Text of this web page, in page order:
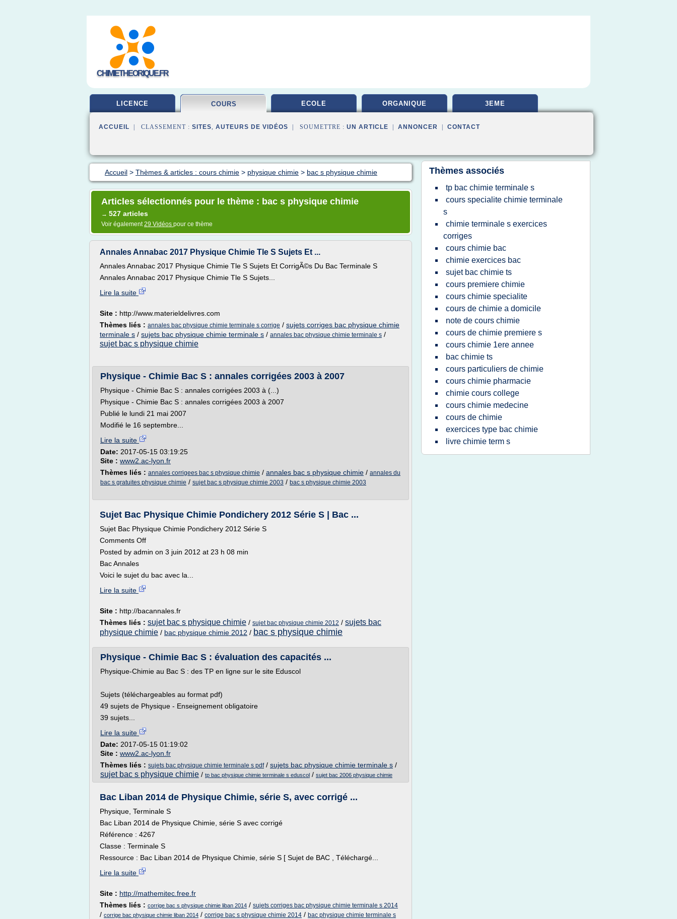
CHIMIETHEORIQUE.FR
LICENCE COURS ECOLE ORGANIQUE 3EME
ACCUEIL | CLASSEMENT : SITES, AUTEURS DE VIDÉOS | SOUMETTRE : UN ARTICLE ANNONCER CONTACT
Accueil > Thèmes & articles : cours chimie > physique chimie > bac s physique chimie
Articles sélectionnés pour le thème : bac s physique chimie
→ 527 articles
Voir également29 Vidéos pour ce thème
Annales Annabac 2017 Physique Chimie Tle S Sujets Et ...
Annales Annabac 2017 Physique Chimie Tle S Sujets Et CorrigÃ©s Du Bac Terminale S
Annales Annabac 2017 Physique Chimie Tle S Sujets...
Lire la suite
Site : http://www.materieldelivres.com
Thèmes liés : annales bac physique chimie terminale s corrige / sujets corriges bac physique chimie
terminale s / sujets bac physique chimie terminale s / annales bac physique chimie terminale s /
sujet bac s physique chimie
Physique - Chimie Bac S : annales corrigées 2003 à 2007
Physique - Chimie Bac S : annales corrigées 2003 à (...)
Physique - Chimie Bac S : annales corrigées 2003 à 2007
Publié le lundi 21 mai 2007
Modifié le 16 septembre...
Lire la suite
Date: 2017-05-15 03:19:25
Site : www2.ac-lyon.fr
Thèmes liés : annales corrigees bac s physique chimie / annales bac s physique chimie / annales du
bac s gratuites physique chimie / sujet bac s physique chimie 2003 / bac s physique chimie 2003
Sujet Bac Physique Chimie Pondichery 2012 Série S | Bac ...
Sujet Bac Physique Chimie Pondichery 2012 Série S
Comments Off
Posted by admin on 3 juin 2012 at 23 h 08 min
Bac Annales
Voici le sujet du bac avec la...
Lire la suite
Site : http://bacannales.fr
Thèmes liés : sujet bac s physique chimie / sujet bac physique chimie 2012 / sujets bac
physique chimie / bac physique chimie 2012 / bac s physique chimie
Physique - Chimie Bac S : évaluation des capacités ...
Physique-Chimie au Bac S : des TP en ligne sur le site Eduscol
Sujets (téléchargeables au format pdf)
49 sujets de Physique - Enseignement obligatoire
39 sujets...
Lire la suite
Date: 2017-05-15 01:19:02
Site : www2.ac-lyon.fr
Thèmes liés : sujets bac physique chimie terminale s pdf/ sujets bac physique chimie terminale s /
sujet bac s physique chimie / tp bac physique chimie terminale s eduscol / sujet bac 2006 physique chimie
Bac Liban 2014 de Physique Chimie, série S, avec corrigé ...
Physique, Terminale S
Bac Liban 2014 de Physique Chimie, série S avec corrigé
Référence : 4267
Classe : Terminale S
Ressource : Bac Liban 2014 de Physique Chimie, série S [ Sujet de BAC , Téléchargé...
Lire la suite
Site : http://mathemitec.free.fr
Thèmes liés : corrige bac s physique chimie liban 2014 / sujets corriges bac physique chimie terminale s 2014
/ corrige bac physique chimie liban 2014 / corrige bac s physique chimie 2014 / bac physique chimie terminale s
Thèmes associés
tp bac chimie terminale s
cours specialite chimie terminale
s
chimie terminale s exercices
corriges
cours chimie bac
chimie exercices bac
sujet bac chimie ts
cours premiere chimie
cours chimie specialite
cours de chimie a domicile
note de cours chimie
cours de chimie premiere s
cours chimie 1ere annee
bac chimie ts
cours particuliers de chimie
cours chimie pharmacie
chimie cours college
cours chimie medecine
cours de chimie
exercices type bac chimie
livre chimie term s